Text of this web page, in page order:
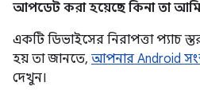
আপডেট করা হয়েছে কিনা তা আমি
একটি ডিভাইসের নিরাপত্তা প্যাচ
হয় তা জানতে, আপনার Android
দেখুন।